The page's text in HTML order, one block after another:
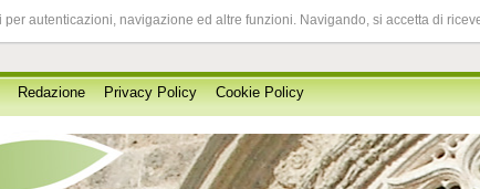
autenticazioni, navigazione ed altre funzioni. Navigando, si accetta di
Redazione Privacy Policy Cookie Policy